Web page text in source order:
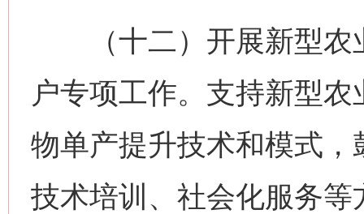
（十二）开展新型农
户专项工作。支持新型
物单产提升技术和模式
技术培训、社会化服务